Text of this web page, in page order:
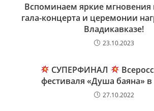
Вспоминаем яркие мгновения
гала-концерта и церемонии
Владикавказе!
23.10.2023
СУПЕРФИНАЛ
фестиваля «Душа баяна»
27.10.2022